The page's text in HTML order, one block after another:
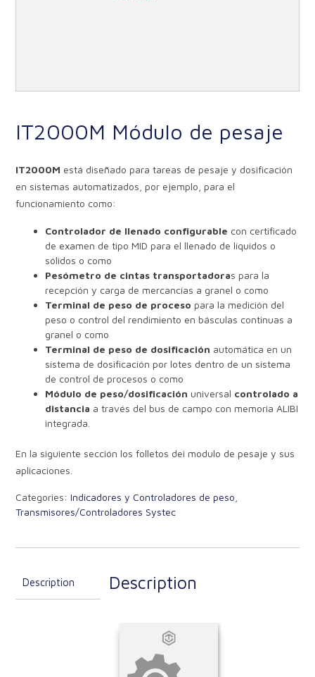
IT2000M Módulo de pesaje
IT2000M está diseñado para tareas de pesaje y dosificación
en sistemas automatizados, por ejemplo, para el
funcionamiento como:
Controlador de llenado configurable con certificado
de examen de tipo MID para el llenado de líquidos o
sólidos o como
Pesómetro de cintas transportadoras para la
recepción y carga de mercancías a granel o como
Terminal de peso de proceso para la medición del
peso o control del rendimiento en básculas continuas a
granel o como
Terminal de peso de dosificación automática en un
sistema de dosificación por lotes dentro de un sistema
de control de procesos o como
Módulo de peso/dosificación universal controlado a
distancia a través del bus de campo con memoria ALIBI
integrada.
En la siguiente sección los folletos dei modulo de pesaje y sus
aplicaciones.
Categories: Indicadores y Controladores de peso
Transmisores/Controladores Systec
Description Description